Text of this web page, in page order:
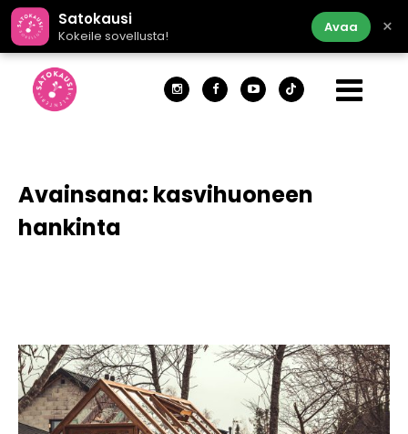
Satokausi
Kokeile sovellusta!
Avaa ×
Avainsana: kasvihuoneen
hankinta